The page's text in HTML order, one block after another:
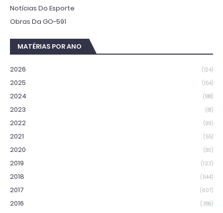
Notícias Do Esporte
Obras Da GO-591
MATÉRIAS POR ANO
2026 (124)
2025 (154)
2024 (188)
2023 (81)
2022 (99)
2021 (55)
2020 (80)
2019 (133)
2018 (544)
2017 (607)
2016 (389)